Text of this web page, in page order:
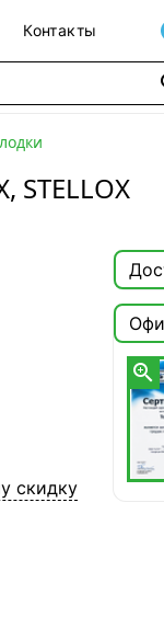
Контакты
скидку

